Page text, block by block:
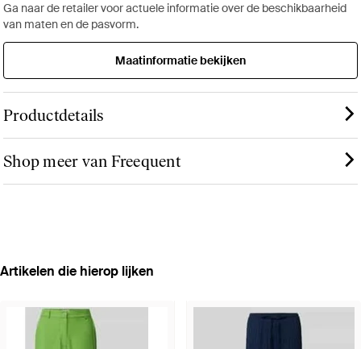
Ga naar de retailer voor actuele informatie over de beschikbaarheid
van maten en de pasvorm.
Maatinformatie bekijken
Productdetails
Shop meer van Freequent
Artikelen die hierop lijken